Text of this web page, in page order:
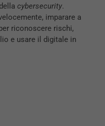
cybersecurity.
imparare a
riconoscere rischi,
e usare il digitale in